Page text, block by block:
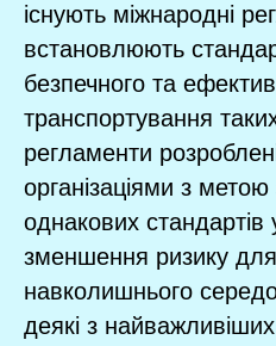
існують міжнародні
встановлюють
безпечного та
транспортування
регламенти
організаціями з
однакових стандартів
зменшення ризику
навколишнього
деякі з